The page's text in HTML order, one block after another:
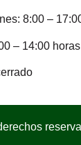
8:00 –
– 14:00 horas